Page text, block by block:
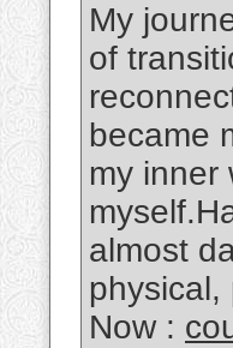
My
of
became
my inner
almost
physical,
Now :